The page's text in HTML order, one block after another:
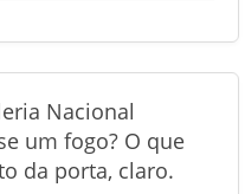
Nacional
um fogo? O que
da porta, claro.